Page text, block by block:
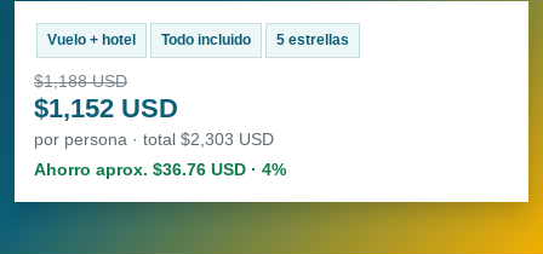
Vuelo + hotel Todo incluido 5 estrellas
$1,188 USD
$1,152 USD
por persona · total $2,303 USD
Ahorro aprox. $36.76 USD · 4%